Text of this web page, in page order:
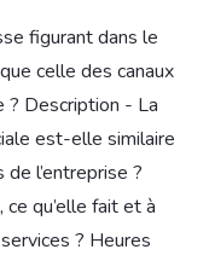
figurant dans le
celle des canaux
? Description - La
est-elle similaire
l’entreprise ?
qu’elle fait et à
? Heures